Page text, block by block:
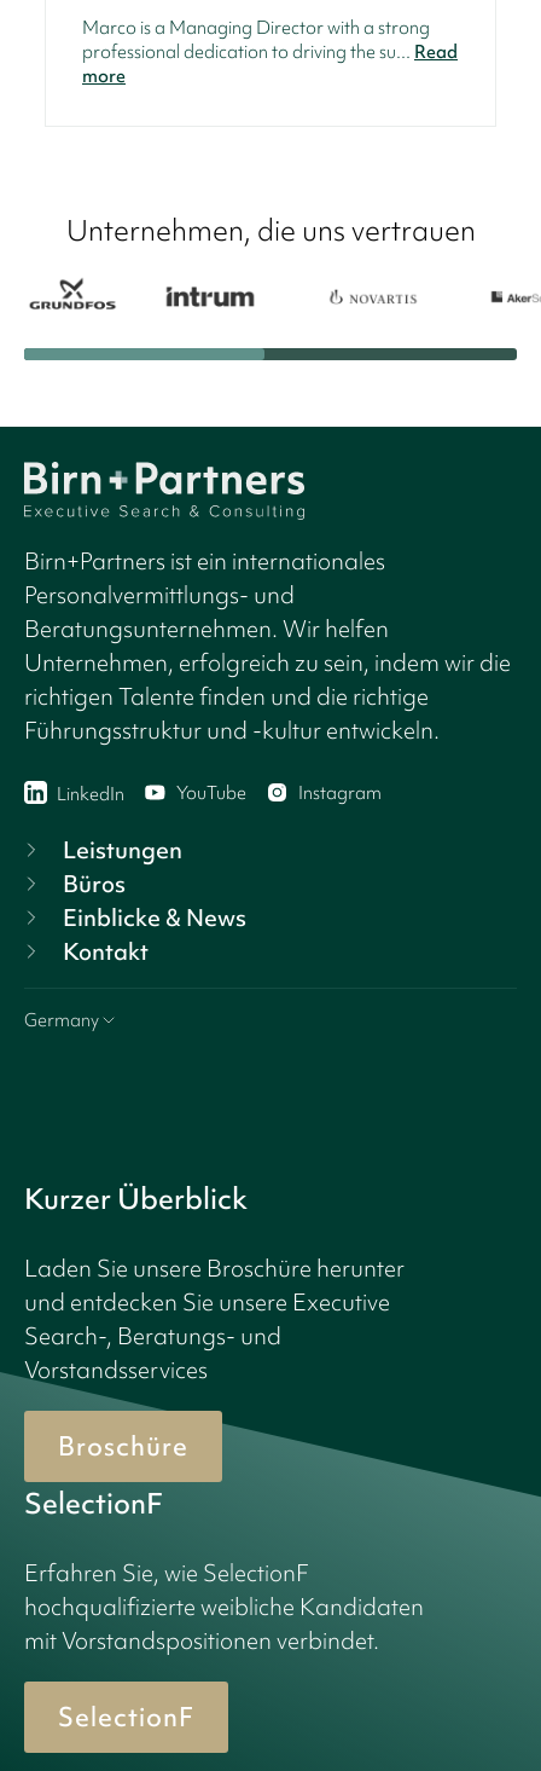
Marco is a Managing Director with a strong
professional dedication to driving the su... Read
more
Unternehmen, die uns vertrauen
Birn+Partners ist ein internationales
Personalvermittlungs- und
Beratungsunternehmen. Wir helfen
Unternehmen, erfolgreich zu sein, indem wir die
richtigen Talente finden und die richtige
Führungsstruktur und -kultur entwickeln.
LinkedIn YouTube Instagram
Leistungen
Büros
Einblicke & News
Kontakt
Germany
Kurzer Überblick
Laden Sie unsere Broschüre herunter
und entdecken Sie unsere Executive
Search-, Beratungs- und
Vorstandsservices
Broschüre
SelectionF
Erfahren Sie, wie SelectionF
hochqualifizierte weibliche Kandidaten
mit Vorstandspositionen verbindet.
SelectionF